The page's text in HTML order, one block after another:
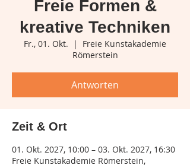
Freie Formen &
kreative Techniken
Fr., 01. Okt.
  |
Freie Kunstakademie
Römerstein
Antworten
Zeit & Ort
01. Okt. 2027, 10:00 – 03. Okt. 2027, 16:30
Freie Kunstakademie Römerstein,